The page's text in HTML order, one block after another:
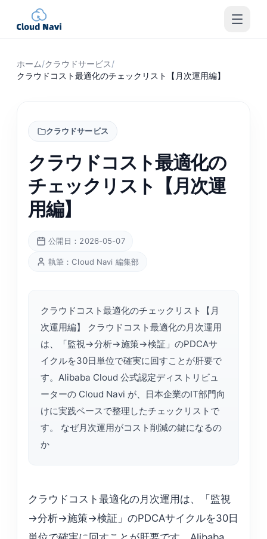
ホーム/クラウドサービス/
クラウドコスト最適化のチェックリスト【月次運用編】
クラウドサービス
クラウドコスト最適化の
チェックリスト【月次運
用編】
公開日：2026-05-07
執筆：Cloud Navi 編集部
クラウドコスト最適化のチェックリスト【月
次運用編】 クラウドコスト最適化の月次運用
は、「監視→分析→施策→検証」のPDCAサ
イクルを30日単位で確実に回すことが肝要で
す。Alibaba Cloud 公式認定ディストリビュ
ーターの Cloud Navi が、日本企業のIT部門向
けに実践ベースで整理したチェックリストで
す。 なぜ月次運用がコスト削減の鍵になるの
か
クラウドコスト最適化の月次運用は、「監視
→分析→施策→検証」のPDCAサイクルを30日